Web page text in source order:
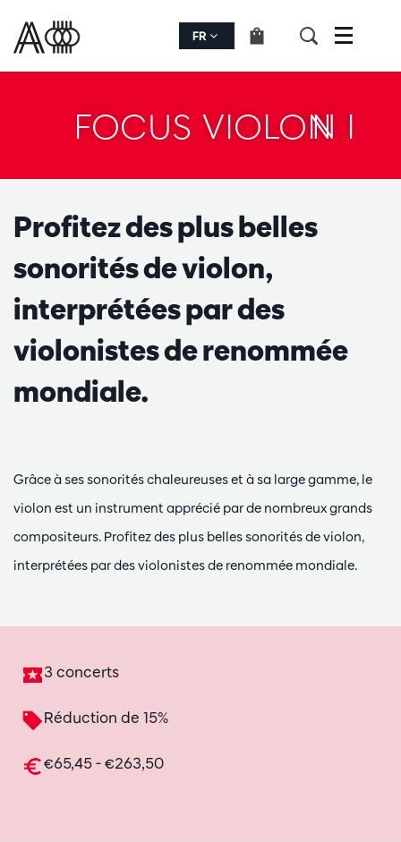
FR Menu
FOCUS VIOLON I
Profitez des plus belles
sonorités de violon,
interprétées par des
violonistes de renommée
mondiale.
Grâce à ses sonorités chaleureuses et à sa large gamme, le
violon est un instrument apprécié par de nombreux grands
compositeurs. Profitez des plus belles sonorités de violon,
interprétées par des violonistes de renommée mondiale.
3 concerts
Réduction de 15%
€65,45 - €263,50